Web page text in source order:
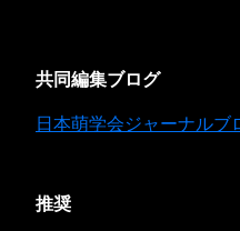
共同編集ブログ
日本萌学会ジャーナルブ
推奨